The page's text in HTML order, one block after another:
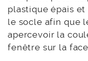
plastique épais et
le socle afin que
apercevoir la
fenêtre sur la